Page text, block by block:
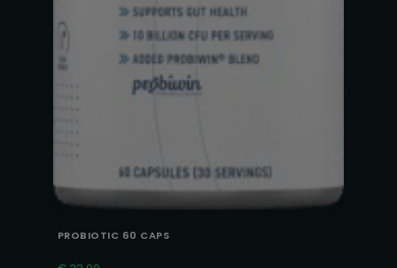
PROBIOTIC 60 CAPS